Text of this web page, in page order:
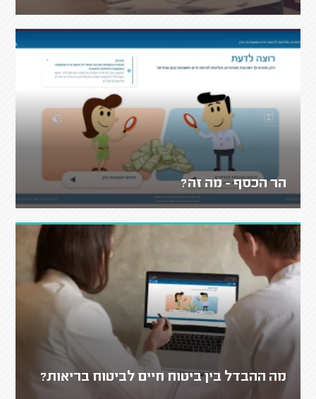
הר הכסף - מה זה?
מה ההבדל בין ביטוח חיים לביטוח בריאות?